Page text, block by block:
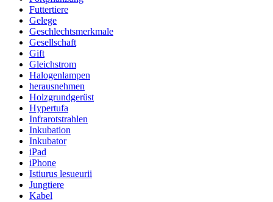
Futtertiere
Gelege
Geschlechtsmerkmale
Gesellschaft
Gift
Gleichstrom
Halogenlampen
herausnehmen
Holzgrundgerüst
Hypertufa
Infrarotstrahlen
Inkubation
Inkubator
iPad
iPhone
Istiurus lesueurii
Jungtiere
Kabel